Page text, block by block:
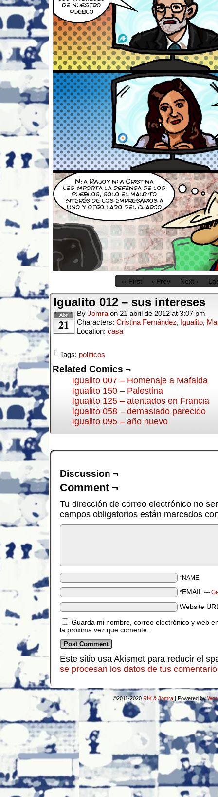
‹‹ First ‹ Prev Next ›
Igualito 012 – sus intereses
Abr
21
By Jomra on 21 abril de 2012 at 3:07 pm
Characters: Cristina Fernández, Igualito,
Location: casa
└ Tags: políticos
Related Comics ¬
Igualito 007 – Homenaje a Mafalda
Igualito 150 – Palestina
Igualito 125 – atentados en Francia
Igualito 058 – demasiado parecido
Igualito 095 – año nuevo
Discussion ¬
Comment ¬
Tu dirección de correo electrónico no
campos obligatorios están marcados
*NAME
*EMAIL —
Website
Guarda mi nombre, correo electrónico y web
la próxima vez que comente.
Este sitio usa Akismet para reducir el
se procesan los datos de tus
©2011-2020 RIK & Jomra | Powered by